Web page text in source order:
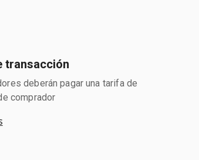
transacción
deberán pagar una tarifa de
comprador